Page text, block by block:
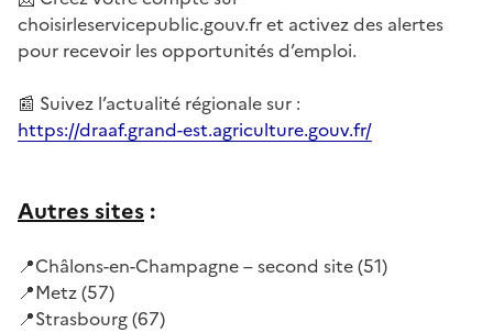
choisirleservicepublic.gouv.fr et activez des alertes
pour recevoir les opportunités d’emploi.
📰 Suivez l’actualité régionale sur :
https://draaf.grand-est.agriculture.gouv.fr/
Autres sites :
📍Châlons-en-Champagne – second site (51)
📍Metz (57)
📍Strasbourg (67)